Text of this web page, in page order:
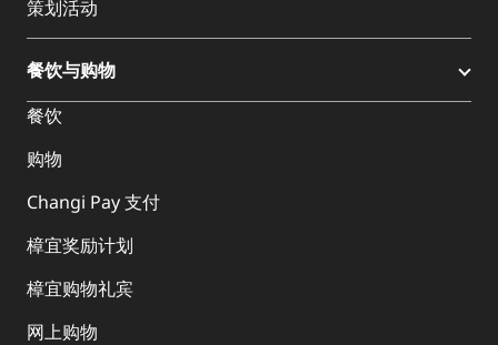
策划活动
餐饮与购物
餐饮
购物
Changi Pay 支付
樟宜奖励计划
樟宜购物礼宾
网上购物